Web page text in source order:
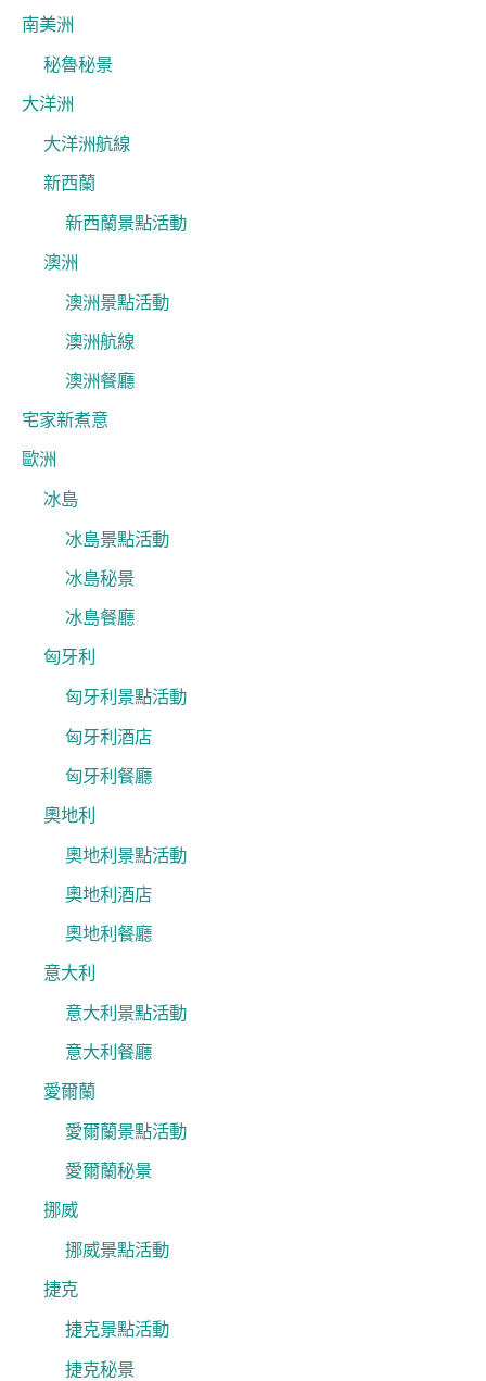
南美洲
秘魯秘景
大洋洲
大洋洲航線
新西蘭
新西蘭景點活動
澳洲
澳洲景點活動
澳洲航線
澳洲餐廳
宅家新煮意
歐洲
冰島
冰島景點活動
冰島秘景
冰島餐廳
匈牙利
匈牙利景點活動
匈牙利酒店
匈牙利餐廳
奧地利
奧地利景點活動
奧地利酒店
奧地利餐廳
意大利
意大利景點活動
意大利餐廳
愛爾蘭
愛爾蘭景點活動
愛爾蘭秘景
挪威
挪威景點活動
捷克
捷克景點活動
捷克秘景